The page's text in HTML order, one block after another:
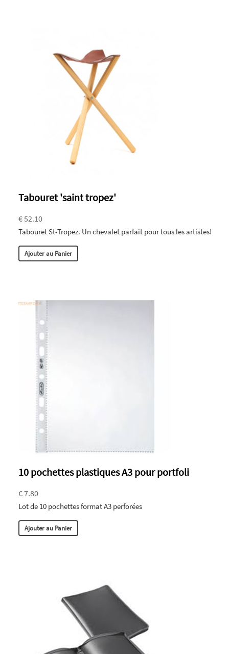
Tabouret 'saint tropez'
€ 52.10
Tabouret St-Tropez. Un chevalet parfait pour tous les artistes!
Ajouter au Panier
10 pochettes plastiques A3 pour portfoli
€ 7.80
Lot de 10 pochettes format A3 perforées
Ajouter au Panier